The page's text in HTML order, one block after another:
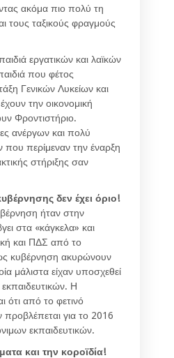
ακόμα πιο πολύ τη
τους ταξικούς φραγμούς
εργατικών και λαϊκών
που φέτος
Γενικών Λυκείων και
την οικονομική
Φροντιστήριο.
ανέργων και πολύ
που περίμεναν την έναρξη
στήριξης σαν
δεν έχει όριο!
ήταν στην
στα «κάγκελα» και
και ΠΔΣ από το
κυβέρνηση ακυρώνουν
μάλιστα είχαν υποσχεθεί
εκπαιδευτικών. Η
ότι από το φετινό
για το 2016
εκπαιδευτικών.
και την κοροϊδία!